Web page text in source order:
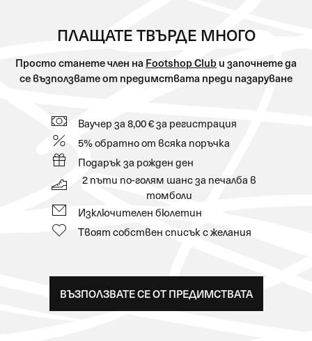
ПЛАЩАТЕ ТВЪРДЕ МНОГО
Просто станете член на Footshop Clubи започнете да
се възползвате от предимствата преди пазаруване
Ваучер за 8,00 € за регистрация
5% обратно от всяка поръчка
Подарък за рожден ден
2 пъти по-голям шанс за печалба в
томболи
Изключителен бюлетин
Твоят собствен списък с желания
ВЪЗПОЛЗВАТЕ СЕ ОТ ПРЕДИМСТВАТА